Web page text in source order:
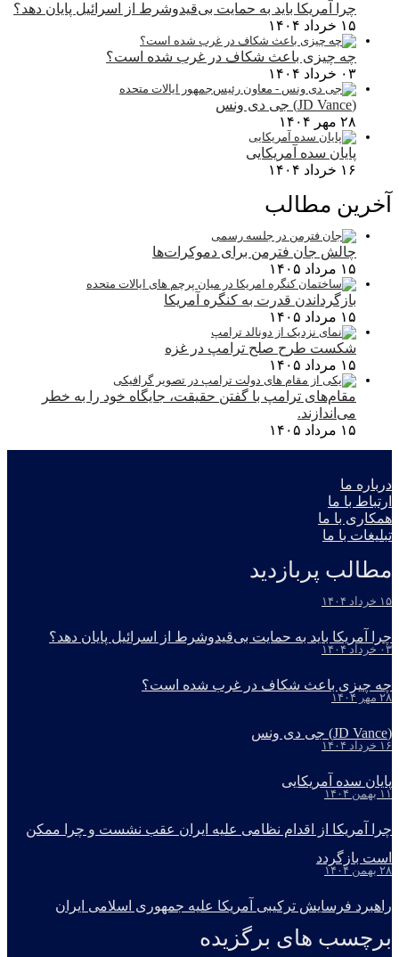
چرا آمریکا باید به حمایت بی‌قیدوشرط از اسرائیل پایان دهد؟
۱۵ خرداد ۱۴۰۴
چه چیزی باعث شکاف در غرب شده است؟
۰۳ خرداد ۱۴۰۴
(JD Vance) جی دی ونس
۲۸ مهر ۱۴۰۴
پایان سده آمریکایی
۱۶ خرداد ۱۴۰۴
آخرین مطالب
چالش جان فترمن برای دموکرات‌ها
۱۵ مرداد ۱۴۰۵
بازگرداندن قدرت به کنگره آمریکا
۱۵ مرداد ۱۴۰۵
شکست طرح صلح ترامپ در غزه
۱۵ مرداد ۱۴۰۵
مقام‌های ترامپ با گفتن حقیقت، جایگاه خود را به خطر
می‌اندازند.
۱۵ مرداد ۱۴۰۵
درباره ما
ارتباط با ما
همکاری با ما
تبلیغات با ما
مطالب پربازدید
۱۵ خرداد ۱۴۰۴
چرا آمریکا باید به حمایت بی‌قیدوشرط از اسرائیل پایان دهد؟
۰۳ خرداد ۱۴۰۴
چه چیزی باعث شکاف در غرب شده است؟
۲۸ مهر ۱۴۰۴
(JD Vance) جی دی ونس
۱۶ خرداد ۱۴۰۴
پایان سده آمریکایی
۱۱ بهمن ۱۴۰۴
چرا آمریکا از اقدام نظامی علیه ایران عقب نشست و چرا ممکن
است بازگردد
۲۸ بهمن ۱۴۰۴
راهبرد فرسایش ترکیبی آمریکا علیه جمهوری اسلامی ایران
برچسب های برگزیده